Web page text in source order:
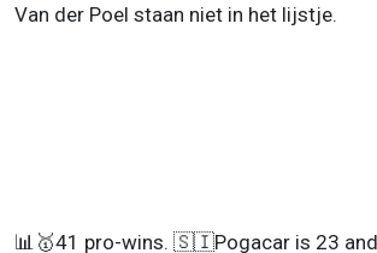
Van der Poel staan niet in het lijstje.
📊🥇41 pro-wins. 🇸🇮Pogacar is 23